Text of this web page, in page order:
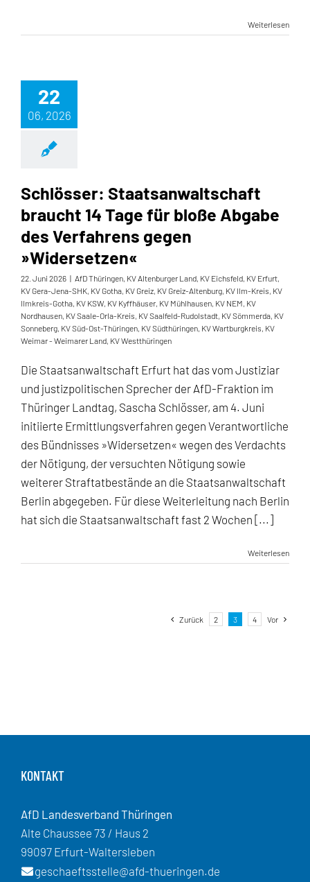
Weiterlesen
22
06, 2026
Schlösser: Staatsanwaltschaft
braucht 14 Tage für bloße Abgabe
des Verfahrens gegen
»Widersetzen«
22. Juni 2026 | AfD Thüringen, KV Altenburger Land, KV Eichsfeld, KV Erfurt,
KV Gera-Jena-SHK, KV Gotha, KV Greiz, KV Greiz-Altenburg, KV Ilm-Kreis, KV
Ilmkreis-Gotha, KV KSW, KV Kyffhäuser, KV Mühlhausen, KV NEM, KV
Nordhausen, KV Saale-Orla-Kreis, KV Saalfeld-Rudolstadt, KV Sömmerda, KV
Sonneberg, KV Süd-Ost-Thüringen, KV Südthüringen, KV Wartburgkreis, KV
Weimar - Weimarer Land, KV Westthüringen
Die Staatsanwaltschaft Erfurt hat das vom Justiziar
und justizpolitischen Sprecher der AfD-Fraktion im
Thüringer Landtag, Sascha Schlösser, am 4. Juni
initiierte Ermittlungsverfahren gegen Verantwortliche
des Bündnisses »Widersetzen« wegen des Verdachts
der Nötigung, der versuchten Nötigung sowie
weiterer Straftatbestände an die Staatsanwaltschaft
Berlin abgegeben. Für diese Weiterleitung nach Berlin
hat sich die Staatsanwaltschaft fast 2 Wochen [...]
Weiterlesen
Zurück 2 3 4 Vor
KONTAKT
AfD Landesverband Thüringen
Alte Chaussee 73 / Haus 2
99097 Erfurt-Waltersleben
geschaeftsstelle@afd-thueringen.de